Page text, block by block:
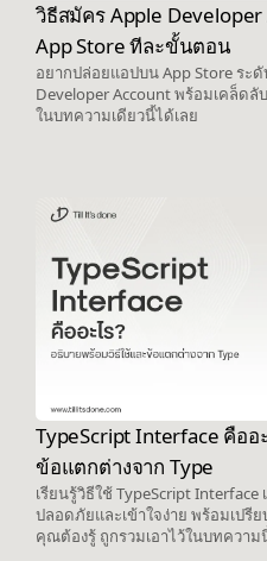
วิธีสมัคร Apple
App Store ทีละขั้นตอน
อยากปล่อยแอปบน App Store ระ
Developer Account พร้อมเคล็ด
ในบทความเดียวนี้ได้เลย
TypeScript Interface คืออ
ข้อแตกต่างจาก Type
เรียนรู้วิธีใช้ TypeScript
ปลอดภัยและเข้าใจง่าย พร้อมเปรี
คุณต้องรู้ ถูกรวมเอาไว้ในบทความ